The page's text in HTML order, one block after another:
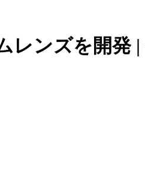
レンズを開発